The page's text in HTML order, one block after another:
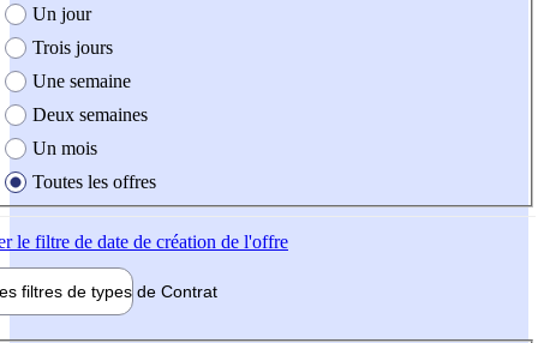
création de l'offre
Un jour
Trois jours
Une semaine
Deux semaines
Un mois
Toutes les offres
le filtre de date de création de l'offre
filtres de types de Contrat